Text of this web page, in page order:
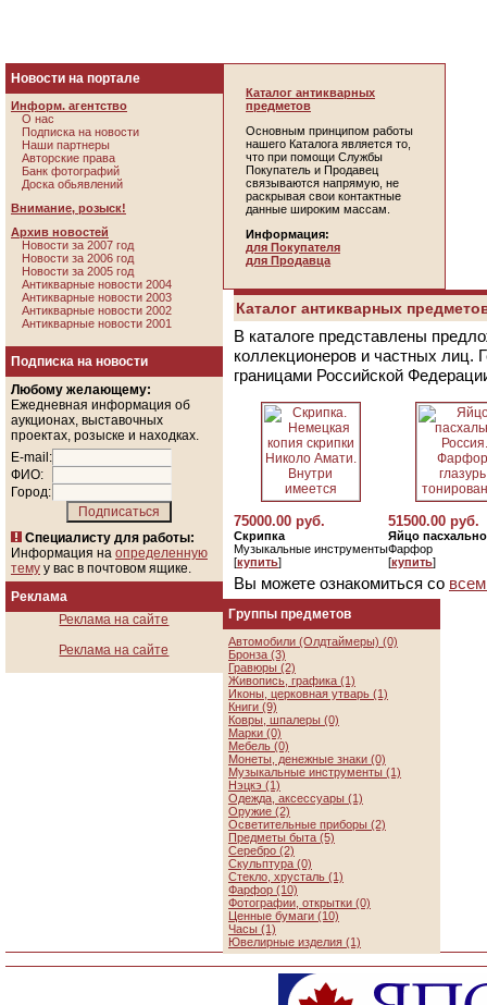
Новости на портале
Информ. агентство
О нас
Подписка на новости
Наши партнеры
Авторские права
Банк фотографий
Доска обьявлений
Внимание, розыск!
Архив новостей
Новости за 2007 год
Новости за 2006 год
Новости за 2005 год
Антикварные новости 2004
Антикварные новости 2003
Антикварные новости 2002
Антикварные новости 2001
Подписка на новости
Любому желающему:
Ежедневная информация об
аукционах, выставочных
проектах, розыске и находках.
E-mail:
ФИО:
Город:
Специалисту для работы:
Информация на определенную
тему у вас в почтовом ящике.
Реклама
Реклама на сайте
Реклама на сайте
Каталог антикварных
предметов
Основным принципом работы
нашего Каталога является то,
что при помощи Службы
Покупатель и Продавец
связываются напрямую, не
раскрывая свои контактные
данные широким массам.
Информация:
для Покупателя
для Продавца
Каталог антикварных
В каталоге представлены
коллекционеров и частных лиц.
границами Российской
75000.00 руб.
Скрипка
Музыкальные инструменты
[купить]
51500.00 руб.
Яйцо
Фарфор
[купить]
Вы можете ознакомиться со
Группы предметов
Автомобили (Олдтаймеры) (0)
Бронза (3)
Гравюры (2)
Живопись, графика (1)
Иконы, церковная утварь (1)
Книги (9)
Ковры, шпалеры (0)
Марки (0)
Мебель (0)
Монеты, денежные знаки (0)
Музыкальные инструменты (1)
Нэцкэ (1)
Одежда, аксессуары (1)
Оружие (2)
Осветительные приборы (2)
Предметы быта (5)
Серебро (2)
Скульптура (0)
Стекло, хрусталь (1)
Фарфор (10)
Фотографии, открытки (0)
Ценные бумаги (10)
Часы (1)
Ювелирные изделия (1)